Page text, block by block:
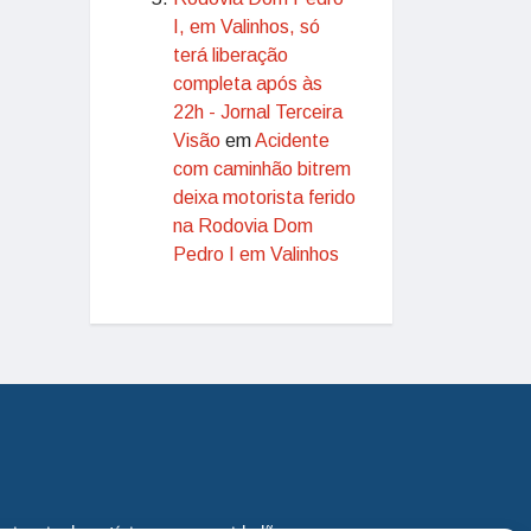
I, em Valinhos, só
terá liberação
completa após às
22h - Jornal Terceira
Visão emAcidente
com caminhão bitrem
deixa motorista ferido
na Rodovia Dom
Pedro I em Valinhos